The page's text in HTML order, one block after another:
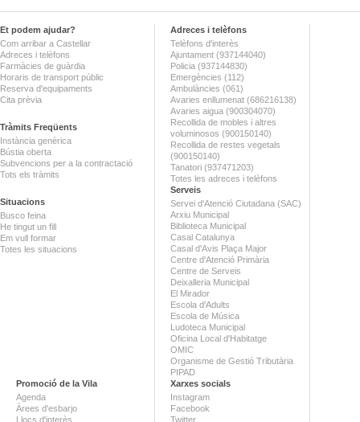
Et podem ajudar?
Com arribar a Castellar
Adreces i telèfons
Farmàcies de guàrdia
Horaris de transport públic
Reserva d'equipaments
Cita prèvia
Tràmits Freqüents
Instància genèrica
Bústia oberta
Subvencions per a la contractació
Tots els tràmits
Situacions
Busco feina
He tingut un fill
Em vull formar
Totes les situacions
Adreces i telèfons
Telèfons d'interès
Ajuntament (937144040)
Policia (937144830)
Emergències (112)
Ambulàncies (061)
Avaries enllumenat (686216138)
Avaries aigua (900304070)
Recollida de mobles i altres
voluminosos (900150140)
Recollida de restes vegetals
(900150140)
Tanatori (937471203)
Totes les adreces i telèfons
Serveis
Servei d'Atenció Ciutadana (SAC)
Arxiu Municipal
Biblioteca Municipal
Casal Catalunya
Casal d'Avis Plaça Major
Centre d'Atenció Primària
Centre de Serveis
Deixalleria Municipal
El Mirador
Escola d'Adults
Escola de Música
Ludoteca Municipal
Oficina Local d'Habitatge
OMIC
Organisme de Gestió Tributària
PIPAD
Promoció de la Vila
Agenda
Àrees d'esbarjo
Llocs d'interès
Xarxes socials
Instagram
Facebook
Twitter